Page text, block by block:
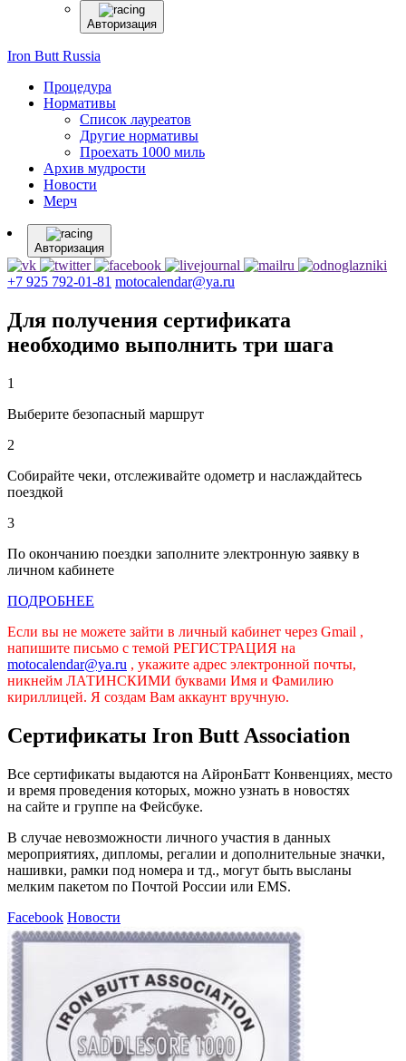
Авторизация
Iron Butt Russia
Процедура
Нормативы
Список лауреатов
Другие нормативы
Проехать 1000 миль
Архив мудрости
Новости
Мерч
Авторизация
+7 925 792-01-81 motocalendar@ya.ru
Для получения сертификата
необходимо выполнить три шага
1
Выберите безопасный маршрут
2
Собирайте чеки, отслеживайте одометр и наслаждайтесь
поездкой
3
По окончанию поездки заполните электронную заявку в
личном кабинете
ПОДРОБНЕЕ
Если вы не можете зайти в личный кабинет через Gmail ,
напишите письмо с темой РЕГИСТРАЦИЯ на
motocalendar@ya.ru , укажите адрес электронной почты,
никнейм ЛАТИНСКИМИ буквами Имя и Фамилию
кириллицей. Я создам Вам аккаунт вручную.
Сертификаты Iron Butt Association
Все сертификаты выдаются на АйронБатт Конвенциях, место
и время проведения которых, можно узнать в новостях
на сайте и группе на Фейсбуке.
В случае невозможности личного участия в данных
мероприятиях, дипломы, регалии и дополнительные значки,
нашивки, рамки под номера и тд., могут быть высланы
мелким пакетом по Почтой России или EMS.
Facebook Новости